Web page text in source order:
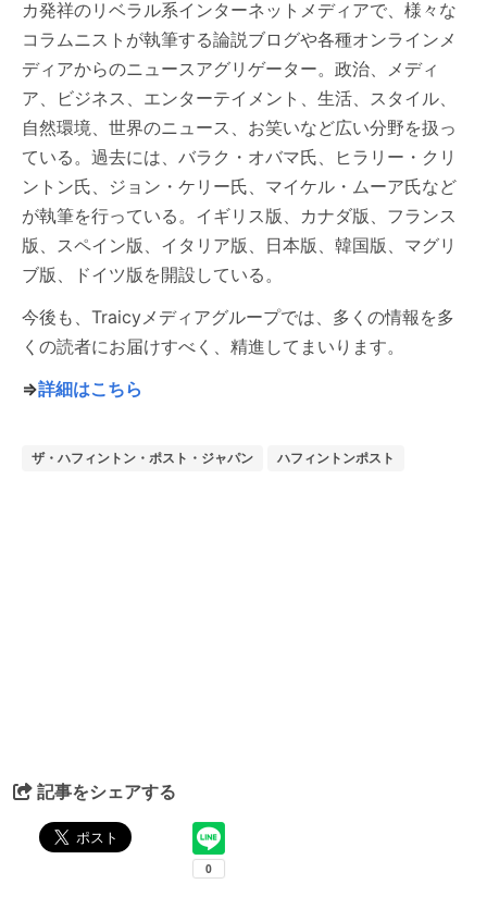
カ発祥のリベラル系インターネットメディアで、様々な
コラムニストが執筆する論説ブログや各種オンラインメ
ディアからのニュースアグリゲーター。政治、メディ
ア、ビジネス、エンターテイメント、生活、スタイル、
自然環境、世界のニュース、お笑いなど広い分野を扱っ
ている。過去には、バラク・オバマ氏、ヒラリー・クリ
ントン氏、ジョン・ケリー氏、マイケル・ムーア氏など
が執筆を行っている。イギリス版、カナダ版、フランス
版、スペイン版、イタリア版、日本版、韓国版、マグリ
ブ版、ドイツ版を開設している。
今後も、Traicyメディアグループでは、多くの情報を多
くの読者にお届けすべく、精進してまいります。
⇒詳細はこちら
ザ・ハフィントン・ポスト・ジャパン ハフィントンポスト
記事をシェアする